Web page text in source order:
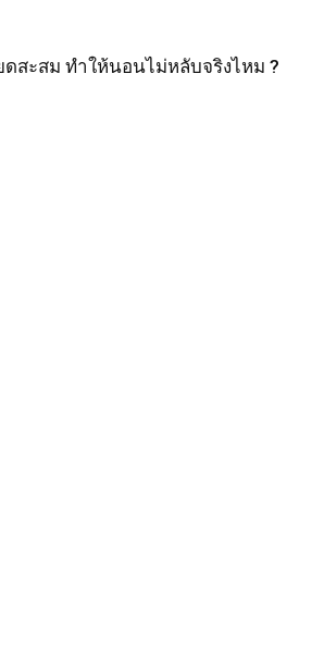
ดสะสม ทำให้นอนไม่หลับจริงไหม ?